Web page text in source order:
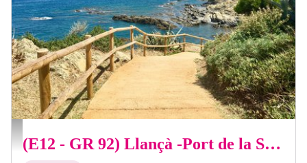
(E12 - GR 92) Llançà -Port de la Selva